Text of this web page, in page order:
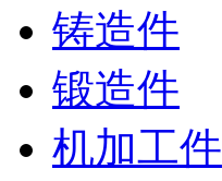
铸造件
锻造件
机加工件